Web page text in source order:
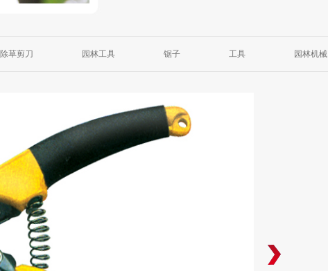
除草剪刀 园林工具 锯子 工具 园林机械